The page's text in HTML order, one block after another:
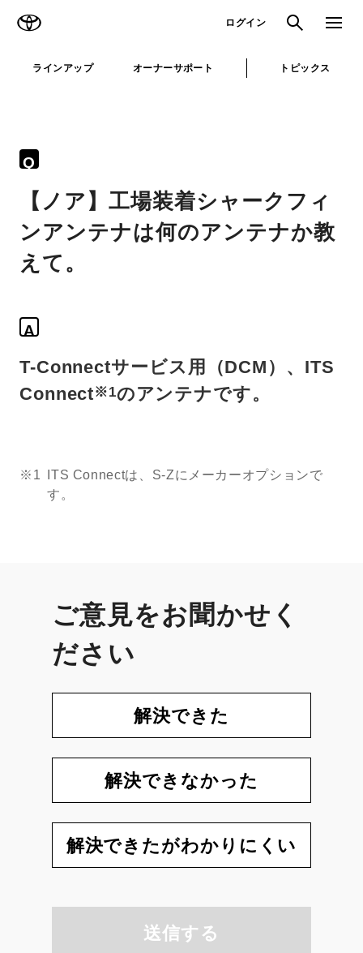
ログイン 検索 メニュ
ラインアップ オーナーサポート トピックス
Q
【ノア】工場装着シャークフィ
ンアンテナは何のアンテナか教
えて。
A
T-Connectサービス用（DCM）、ITS
Connect※1のアンテナです。
※1
ITS Connectは、S-Zにメーカーオプションで
す。
ご意見をお聞かせく
ださい
解決できた
解決できなかった
解決できたがわかりにくい
送信する